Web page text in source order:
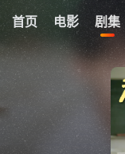
首页 电影 剧集
我的